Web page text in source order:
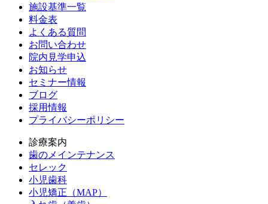
施設基準一覧
料金表
よくある質問
お問い合わせ
院内見学申込
お知らせ
セミナー情報
ブログ
採用情報
プライバシーポリシー
診療案内
歯のメインテナンス
セレック
小児歯科
小児矯正（MAP）